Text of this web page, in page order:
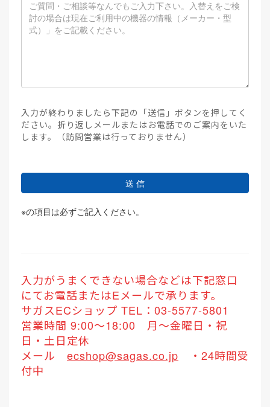
入力が終わりましたら下記の「送信」ボタンを押してく
ださい。折り返しメールまたはお電話でのご案内をいた
します。（訪問営業は行っておりません）
送 信
※の項目は必ずご記入ください。
入力がうまくできない場合などは下記窓口
にてお電話またはEメールで承ります。
サガスECショップ TEL：03-5577-5801
営業時間 9:00～18:00 月～金曜日・祝
日・土日定休
メール ecshop@sagas.co.jp ・24時間受
付中